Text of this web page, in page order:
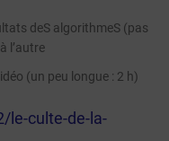
deS algorithmeS (pas
l’autre
(un peu longue : 2 h)
le-culte-de-la-